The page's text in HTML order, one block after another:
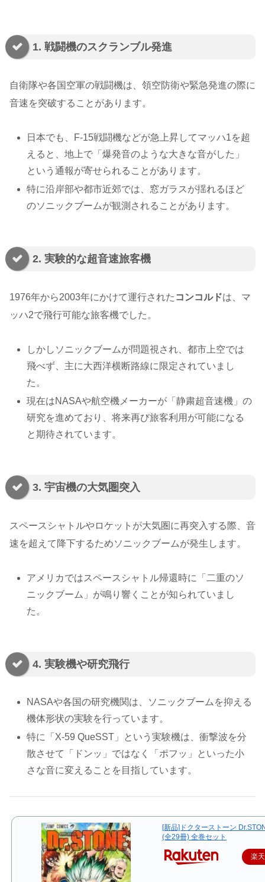
1. 戦闘機のスクランブル発進
自衛隊や各国空軍の戦闘機は、領空防衛や緊急発進の際に
音速を突破することがあります。
日本でも、F-15戦闘機などが急上昇してマッハ1を超
えると、地上で「爆発音のような大きな音がした」
という通報が寄せられることがあります。
特に沿岸部や都市近郊では、窓ガラスが揺れるほど
のソニックブームが観測されることがあります。
2. 実験的な超音速旅客機
1976年から2003年にかけて運行された コンコルドは、マ
ッハ2で飛行可能な旅客機でした。
しかしソニックブームが問題視され、都市上空では
飛べず、主に大西洋横断路線に限定されていまし
た。
現在はNASAや航空機メーカーが「静粛超音速機」の
研究を進めており、将来再び旅客利用が可能になる
と期待されています。
3. 宇宙機の大気圏突入
スペースシャトルやロケットが大気圏に再突入する際、音
速を超えて降下するためソニックブームが発生します。
アメリカではスペースシャトル帰還時に「二重のソ
ニックブーム」が鳴り響くことが知られていまし
た。
4. 実験機や研究飛行
NASAや各国の研究機関は、ソニックブームを抑える
機体形状の実験を行っています。
特に「X-59 QueSST」という実験機は、衝撃波を分
散させて「ドンッ」ではなく「ポフッ」といった小
さな音に変えることを目指しています。
[新品]ドクターストーン
(全29冊) 全巻セット
楽